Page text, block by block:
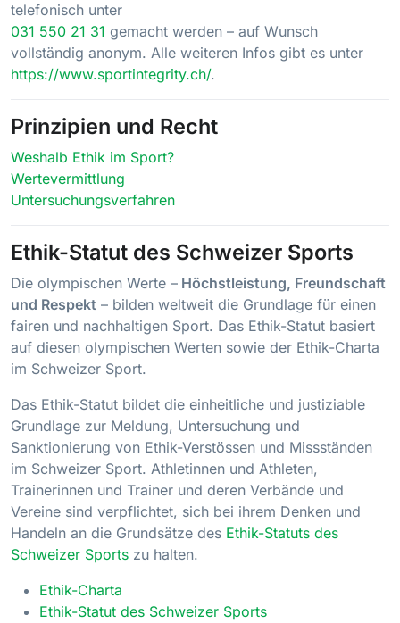
telefonisch unter
031 550 21 31 gemacht werden – auf Wunsch
vollständig anonym. Alle weiteren Infos gibt es unter
https://www.sportintegrity.ch/.
Prinzipien und Recht
Weshalb Ethik im Sport?
Wertevermittlung
Untersuchungsverfahren
Ethik-Statut des Schweizer Sports
Die olympischen Werte – Höchstleistung, Freundschaft
und Respekt – bilden weltweit die Grundlage für einen
fairen und nachhaltigen Sport. Das Ethik-Statut basiert
auf diesen olympischen Werten sowie der Ethik-Charta
im Schweizer Sport.
Das Ethik-Statut bildet die einheitliche und justiziable
Grundlage zur Meldung, Untersuchung und
Sanktionierung von Ethik-Verstössen und Missständen
im Schweizer Sport. Athletinnen und Athleten,
Trainerinnen und Trainer und deren Verbände und
Vereine sind verpflichtet, sich bei ihrem Denken und
Handeln an die Grundsätze des Ethik-Statuts des
Schweizer Sports zu halten.
Ethik-Charta
Ethik-Statut des Schweizer Sports